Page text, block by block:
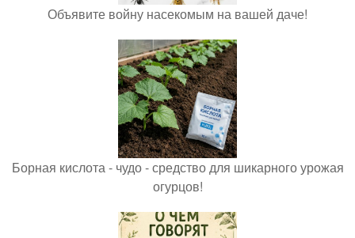
Объявите войну насекомым на вашей даче!
Борная кислота - чудо - средство для шикарного урожая
огурцов!